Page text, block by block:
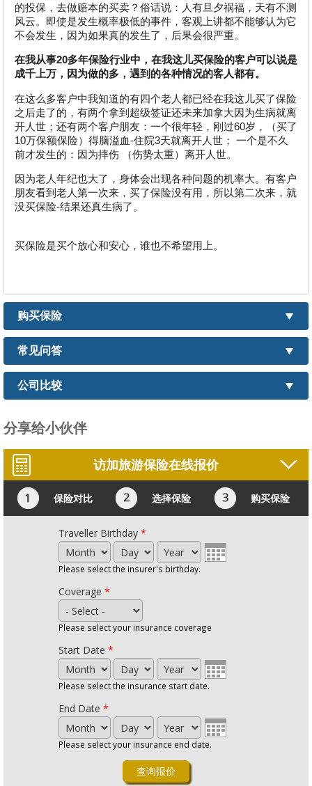
的投保，去做赔本的买卖？俗话说：人有旦夕祸福，天有不测
风云。即使是发生概率极低的事件，客观上讲都不能够认为它
不会发生，因为如果真的发生了，后果会很严重。
在我从事20多年保险行业中，在我这儿买保险的客户可以说是
成千上万，因为做的多，遇到的各种情况的客人都有。
在这么多客户中我知道的有四个老人都已经在我这儿买了保险
之后走了的，有两个拿到超级签证还未来加拿大因为生病就离
开人世；还有两个客户朋友：一个很年轻，刚过60岁，（买了
10万保额保险）得脑溢血-住院3天就离开人世； 一个是不久
前才发生的：因为摔伤 （伤势太重）离开人世。
因为老人年纪也大了，身体会出现各种问题的机率大。有客户
朋友看到老人第一次来，买了保险没有用，所以第二次来，就
没买保险-结果还真生病了。
买保险是买个放心和安心，谁也不希望用上。
购买保险
常见问答
公司比较
分享给小伙伴
访加旅游保险在线报价
保险对比 选择保险 购买保险
Traveller Birthday *
Month
Day Year
Please select the insurer's birthday.
Coverage *
Please select your insurance coverage
Start Date *
Month
Day Year
Please select the insurance start date.
End Date *
Month
Day Year
Please select your insurance end date.